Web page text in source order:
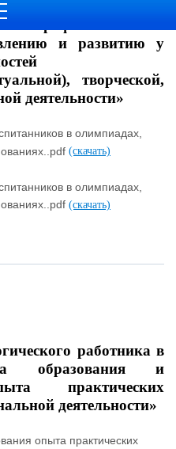
и развитию у
творческой,
деятельности»
в олимпиадах,
(скачать)
в олимпиадах,
(скачать)
работника в
образования и
практических
деятельности»
опыта практических